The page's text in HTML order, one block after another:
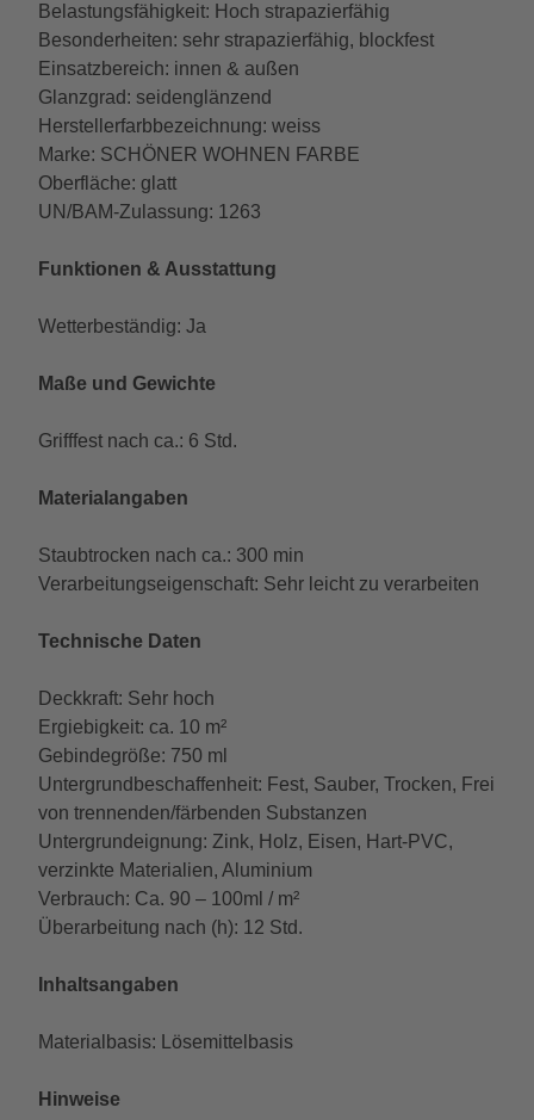
Belastungsfähigkeit: Hoch strapazierfähig
Besonderheiten: sehr strapazierfähig, blockfest
Einsatzbereich: innen & außen
Glanzgrad: seidenglänzend
Herstellerfarbbezeichnung: weiss
Marke: SCHÖNER WOHNEN FARBE
Oberfläche: glatt
UN/BAM-Zulassung: 1263
Funktionen & Ausstattung
Wetterbeständig: Ja
Maße und Gewichte
Grifffest nach ca.: 6 Std.
Materialangaben
Staubtrocken nach ca.: 300 min
Verarbeitungseigenschaft: Sehr leicht zu verarbeiten
Technische Daten
Deckkraft: Sehr hoch
Ergiebigkeit: ca. 10 m²
Gebindegröße: 750 ml
Untergrundbeschaffenheit: Fest, Sauber, Trocken, Frei
von trennenden/färbenden Substanzen
Untergrundeignung: Zink, Holz, Eisen, Hart-PVC,
verzinkte Materialien, Aluminium
Verbrauch: Ca. 90 – 100ml / m²
Überarbeitung nach (h): 12 Std.
Inhaltsangaben
Materialbasis: Lösemittelbasis
Hinweise